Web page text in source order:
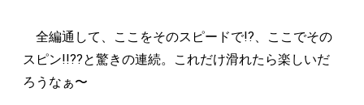
全編通して、ここをそのスピードで!?、ここでその
スピン!!??と驚きの連続。これだけ滑れたら楽しいだ
ろうなぁ〜